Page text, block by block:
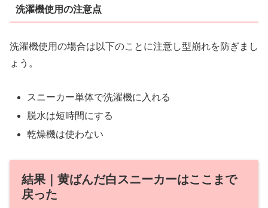
洗濯機使用の注意点
洗濯機使用の場合は以下のことに注意し型崩れを防ぎまし
ょう。
スニーカー単体で洗濯機に入れる
脱水は短時間にする
乾燥機は使わない
結果｜黄ばんだ白スニーカーはここまで
戻った